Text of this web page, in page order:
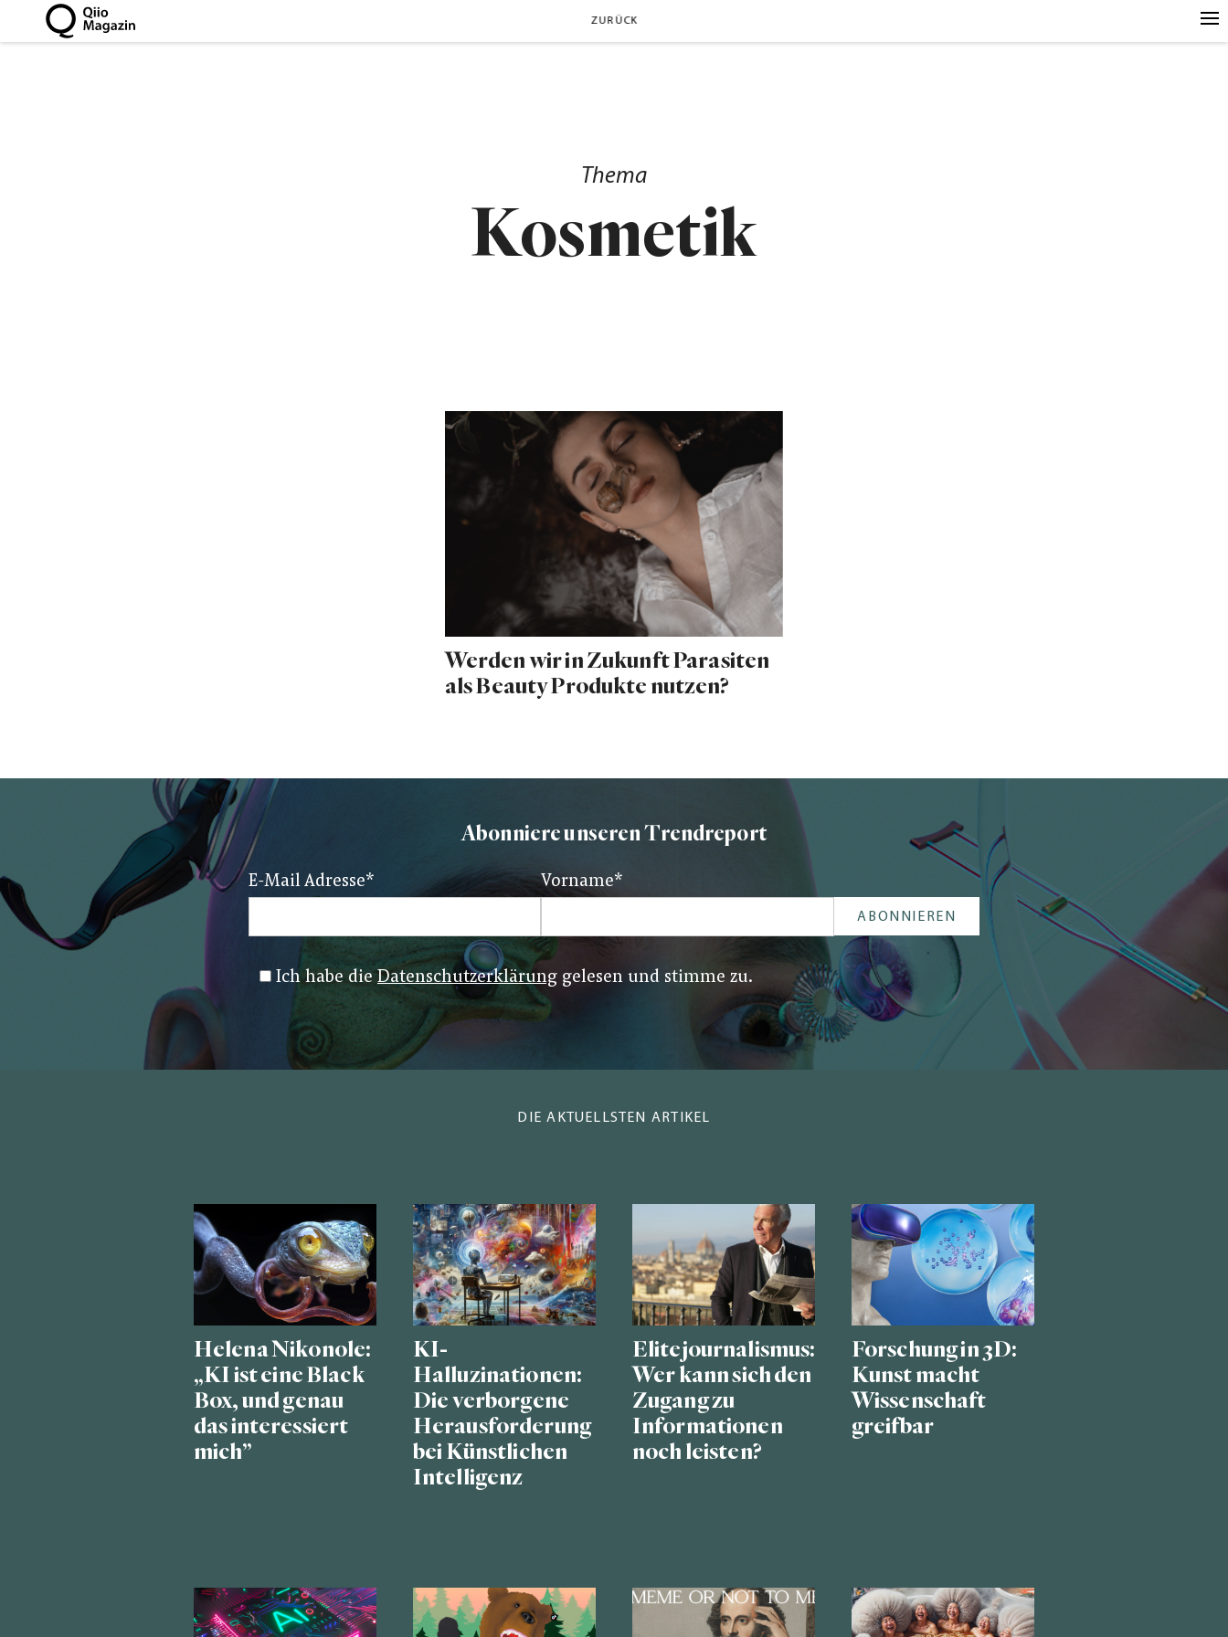
ZURÜCK
Thema
Kosmetik
Werden wir in Zukunft Parasiten
als Beauty Produkte nutzen?
Abonniere unseren Trendreport
E-Mail Adresse* Vorname*
Ich habe dieDatenschutzerklärung gelesen und stimme zu.
DIE AKTUELLSTEN ARTIKEL
Helena Nikonole:
„KI ist eine Black
Box, und genau
das interessiert
mich”
KI-
Halluzinationen:
Die verborgene
Herausforderung
bei Künstlichen
Intelligenz
Elitejournalismus:
Wer kann sich den
Zugang zu
Informationen
noch leisten?
Forschung in 3D:
Kunst macht
Wissenschaft
greifbar